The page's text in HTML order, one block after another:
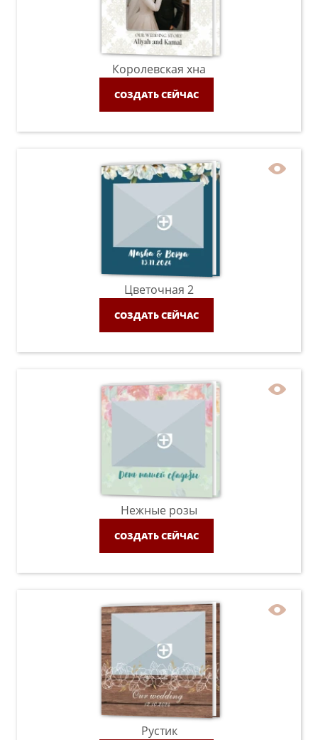
Королевская хна
СОЗДАТЬ СЕЙЧАС
Цветочная 2
СОЗДАТЬ СЕЙЧАС
Нежные розы
СОЗДАТЬ СЕЙЧАС
Рустик